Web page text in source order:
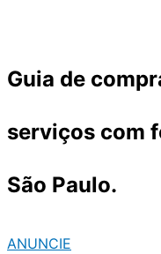
o
Guia de
serviços com
São Paulo.
ANUNCIE